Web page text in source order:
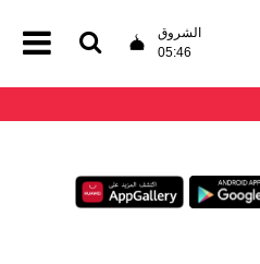
الشروق
05:46